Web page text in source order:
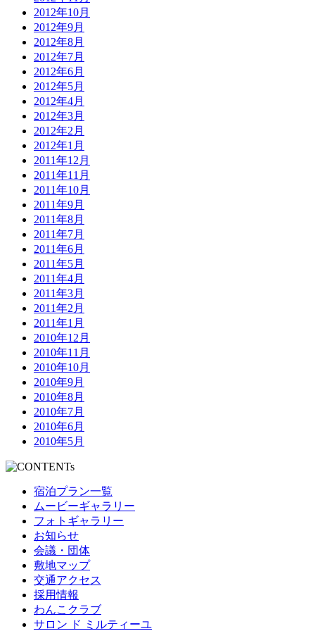
2012年10月
2012年9月
2012年8月
2012年7月
2012年6月
2012年5月
2012年4月
2012年3月
2012年2月
2012年1月
2011年12月
2011年11月
2011年10月
2011年9月
2011年8月
2011年7月
2011年6月
2011年5月
2011年4月
2011年3月
2011年2月
2011年1月
2010年12月
2010年11月
2010年10月
2010年9月
2010年8月
2010年7月
2010年6月
2010年5月
宿泊プラン一覧
ムービーギャラリー
フォトギャラリー
お知らせ
会議・団体
敷地マップ
交通アクセス
採用情報
わんこクラブ
サロン ド ミルティーユ